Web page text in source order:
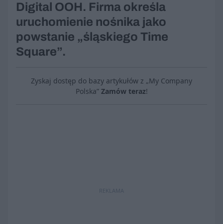
Digital OOH. Firma określa
uruchomienie nośnika jako
powstanie „śląskiego Time
Square”.
Zyskaj dostęp do bazy artykułów z „My Company
Polska” Zamów teraz!
REKLAMA